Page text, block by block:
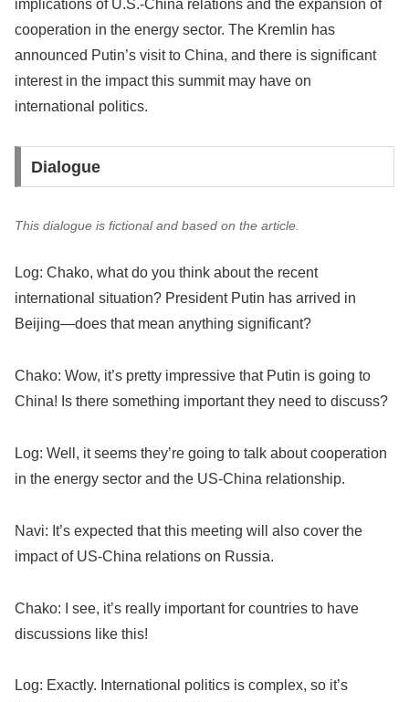
implications of U.S.-China relations and the expansion of
cooperation in the energy sector. The Kremlin has
announced Putin’s visit to China, and there is significant
interest in the impact this summit may have on
international politics.
Dialogue
This dialogue is fictional and based on the article.
Log: Chako, what do you think about the recent
international situation? President Putin has arrived in
Beijing—does that mean anything significant?
Chako: Wow, it’s pretty impressive that Putin is going to
China! Is there something important they need to discuss?
Log: Well, it seems they’re going to talk about cooperation
in the energy sector and the US-China relationship.
Navi: It’s expected that this meeting will also cover the
impact of US-China relations on Russia.
Chako: I see, it’s really important for countries to have
discussions like this!
Log: Exactly. International politics is complex, so it’s